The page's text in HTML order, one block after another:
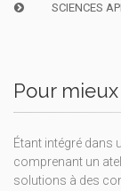
SCIENCES
Pour
Étant intégré dans
comprenant un
solutions à des